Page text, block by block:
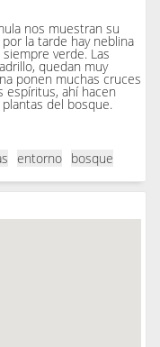
nos muestran su
la tarde hay neblina
verde. Las
quedan muy
ponen muchas cruces
espíritus, ahí hacen
del bosque.
entorno bosque